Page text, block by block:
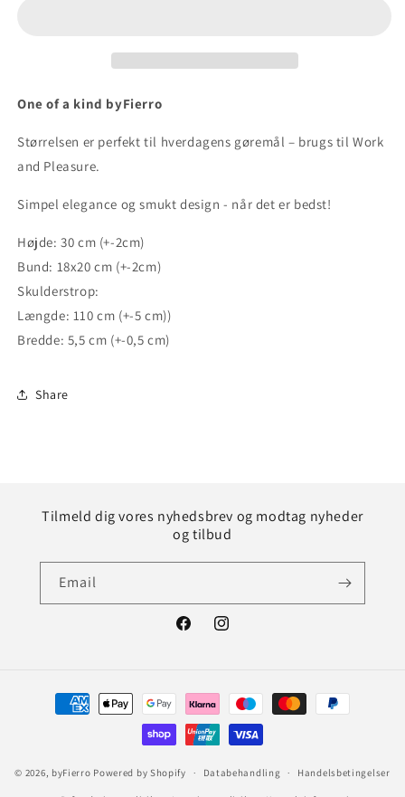
One of a kind byFierro
Størrelsen er perfekt til hverdagens gøremål – brugs til Work
and Pleasure.
Simpel elegance og smukt design - når det er bedst!
Højde: 30 cm (+-2cm)
Bund: 18x20 cm (+-2cm)
Skulderstrop:
Længde: 110 cm (+-5 cm))
Bredde: 5,5 cm (+-0,5 cm)
Share
Tilmeld dig vores nyhedsbrev og modtag nyheder
og tilbud
Email
FacebookInstagram
Betalingsmetoder
© 2026, byFierro Powered by Shopify Databehandling Handelsbetingelser